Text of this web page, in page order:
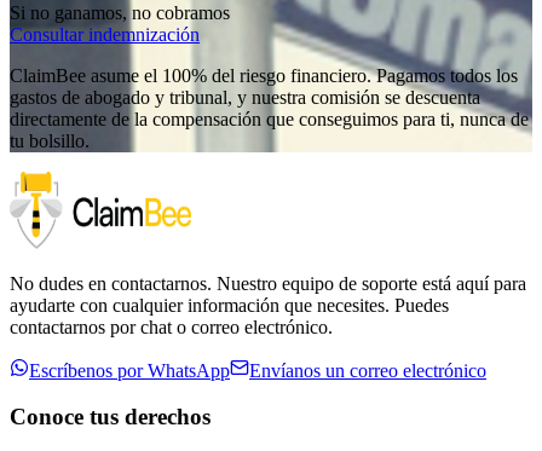
Si no ganamos, no cobramos
Consultar indemnización
ClaimBee asume el 100% del riesgo financiero. Pagamos todos los
gastos de abogado y tribunal, y nuestra comisión se descuenta
directamente de la compensación que conseguimos para ti, nunca de
tu bolsillo.
No dudes en contactarnos. Nuestro equipo de soporte está aquí para
ayudarte con cualquier información que necesites. Puedes
contactarnos por chat o correo electrónico.
Escríbenos por WhatsApp Envíanos un correo electrónico
Conoce tus derechos